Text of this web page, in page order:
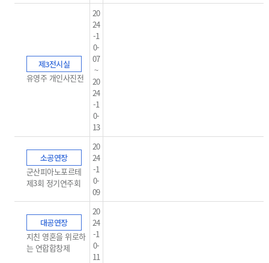
제3전시실
유영주 개인사진전
20
24
-1
0-
07
~
20
24
-1
0-
13
소공연장
군산피아노포르테
제3회 정기연주회
20
24
-1
0-
09
대공연장
지친 영혼을 위로하
는 연합합창제
20
24
-1
0-
11